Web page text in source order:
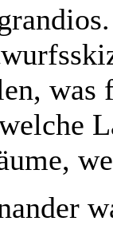
was